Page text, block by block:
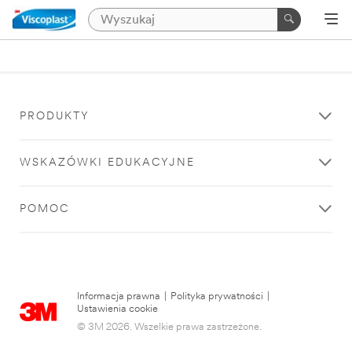
PRODUKTY
WSKAZÓWKI EDUKACYJNE
POMOC
Informacja prawna Polityka prywatności
Ustawienia cookie
© 3M 2026. Wszelkie prawa zastrzeżone.